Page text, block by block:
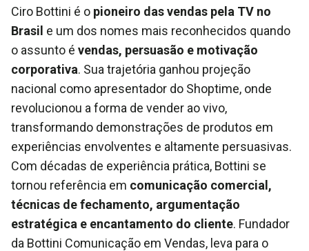
Ciro Bottini é o pioneiro das vendas pela TV no
Brasil e um dos nomes mais reconhecidos quando
o assunto é vendas, persuasão e motivação
corporativa. Sua trajetória ganhou projeção
nacional como apresentador do Shoptime, onde
revolucionou a forma de vender ao vivo,
transformando demonstrações de produtos em
experiências envolventes e altamente persuasivas.
Com décadas de experiência prática, Bottini se
tornou referência em comunicação comercial,
técnicas de fechamento, argumentação
estratégica e encantamento do cliente. Fundador
da Bottini Comunicação em Vendas, leva para o